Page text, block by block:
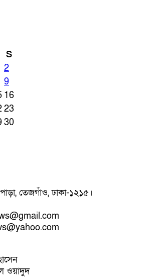
S
2
9
16
23
30
তেজগাঁও, ঢাকা-১২১৫।
ওয়াদুদ